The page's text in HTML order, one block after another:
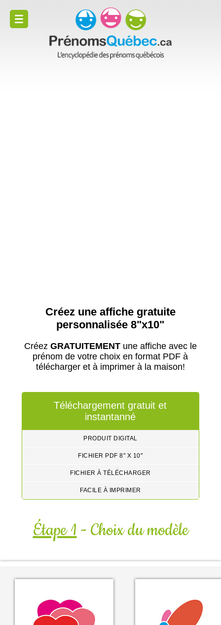
Créez une affiche gratuite
personnalisée 8"x10"
Créez GRATUITEMENTune affiche avec le
prénom de votre choix en format PDF à
télécharger et à imprimer à la maison!
Téléchargement gratuit et
instantanné
PRODUIT DIGITAL
FICHIER PDF 8" X 10"
FICHIER À TÉLÉCHARGER
FACILE À IMPRIMER
Étape 1- Choix du modèle